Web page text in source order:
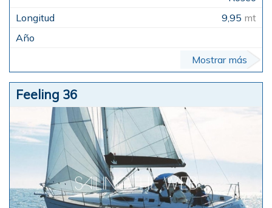
9,95 mt
Mostrar más
Feeling 36